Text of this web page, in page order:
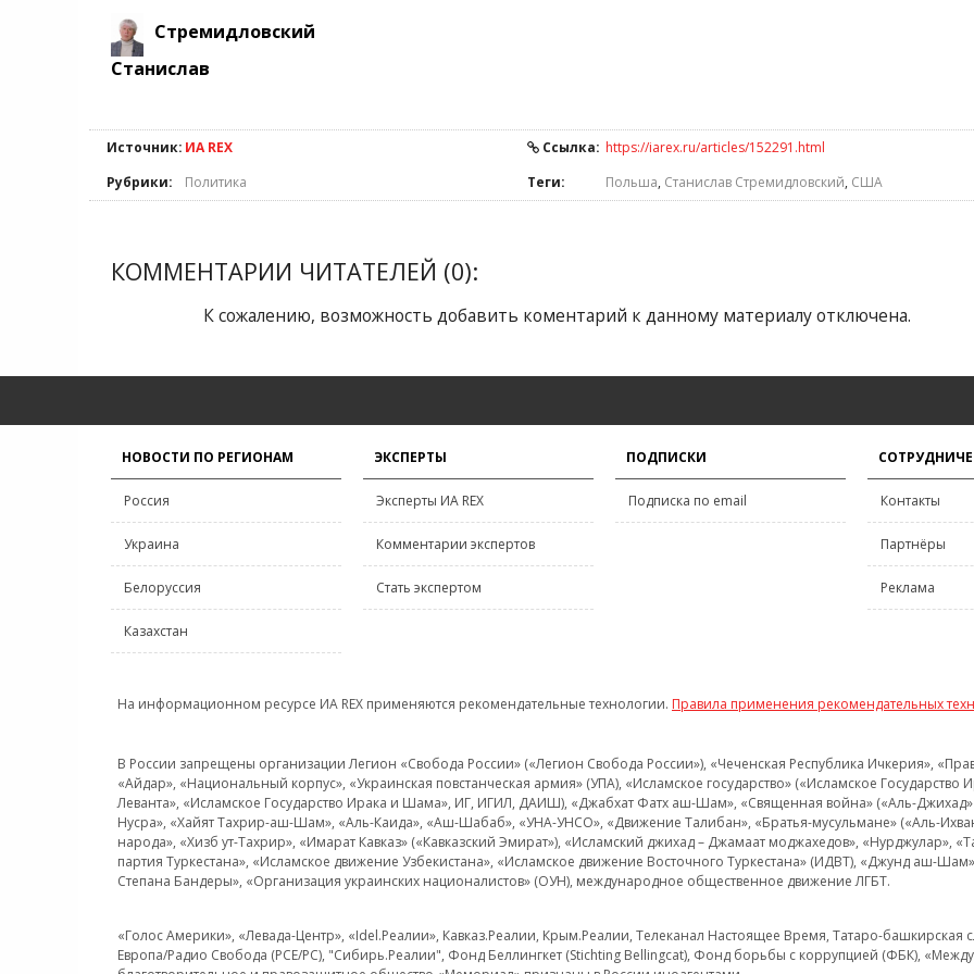
Стремидловский
Станислав
Источник: ИА REX Ссылка: https://iarex.ru/articles/152291.html
Рубрики:
Политика Теги: Польша, Станислав Стремидловский, США
КОММЕНТАРИИ ЧИТАТЕЛЕЙ (0):
К сожалению, возможность добавить коментарий к данному материалу отключена.
НОВОСТИ ПО РЕГИОНАМ
Россия
Украина
Белоруссия
Казахстан
ЭКСПЕРТЫ
Эксперты ИА REX
Комментарии экспертов
Стать экспертом
ПОДПИСКИ
Подписка по email Контакты
Партнёры
Реклама
На информационном ресурсе ИА REX применяются рекомендательные технологии. Правила применения рекомендательных
В России запрещены организации Легион «Свобода России» («Легион Свобода России»), «Чеченская Республика Ичкерия»,
«Айдар», «Национальный корпус», «Украинская повстанческая армия» (УПА), «Исламское государство» («Исламское
Леванта», «Исламское Государство Ирака и Шама», ИГ, ИГИЛ, ДАИШ), «Джабхат Фатх аш-Шам», «Священная война» («Аль-Джихад»
Нусра», «Хайят Тахрир-аш-Шам», «Аль-Каида», «Аш-Шабаб», «УНА-УНСО», «Движение Талибан», «Братья-мусульмане» («Аль-
народа», «Хизб ут-Тахрир», «Имарат Кавказ» («Кавказский Эмират»), «Исламский джихад – Джамаат моджахедов», «Нурджулар»,
партия Туркестана», «Исламское движение Узбекистана», «Исламское движение Восточного Туркестана» (ИДВТ), «Джунд аш-
Степана Бандеры», «Организация украинских националистов» (ОУН), международное общественное движение ЛГБТ.
«Голос Америки», «Левада-Центр», «Idel.Реалии», Кавказ.Реалии, Крым.Реалии, Телеканал Настоящее Время, Татаро-
Европа/Радио Свобода (PCE/PC), "Сибирь.Реалии", Фонд Беллингкет (Stichting Bellingcat), Фонд борьбы с коррупцией (ФБК),